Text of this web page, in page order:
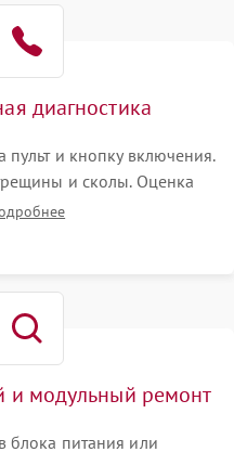
диагностика
и кнопку включения.
и сколы. Оценка
и индикаторов
и модульный ремонт
блока питания или